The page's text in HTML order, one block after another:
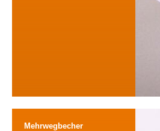
Mehrwegbecher